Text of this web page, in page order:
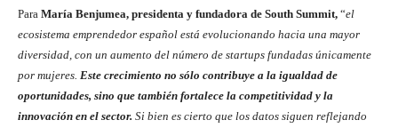
Para María Benjumea, presidenta y fundadora de South Summit, “el
ecosistema emprendedor español está evolucionando hacia una mayor
diversidad, con un aumento del número de startups fundadas únicamente
por mujeres. Este crecimiento no sólo contribuye a la igualdad de
oportunidades, sino que también fortalece la competitividad y la
innovación en el sector. Si bien es cierto que los datos siguen reflejando